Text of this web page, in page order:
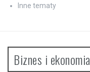
Inne tematy
Biznes i ekonomia